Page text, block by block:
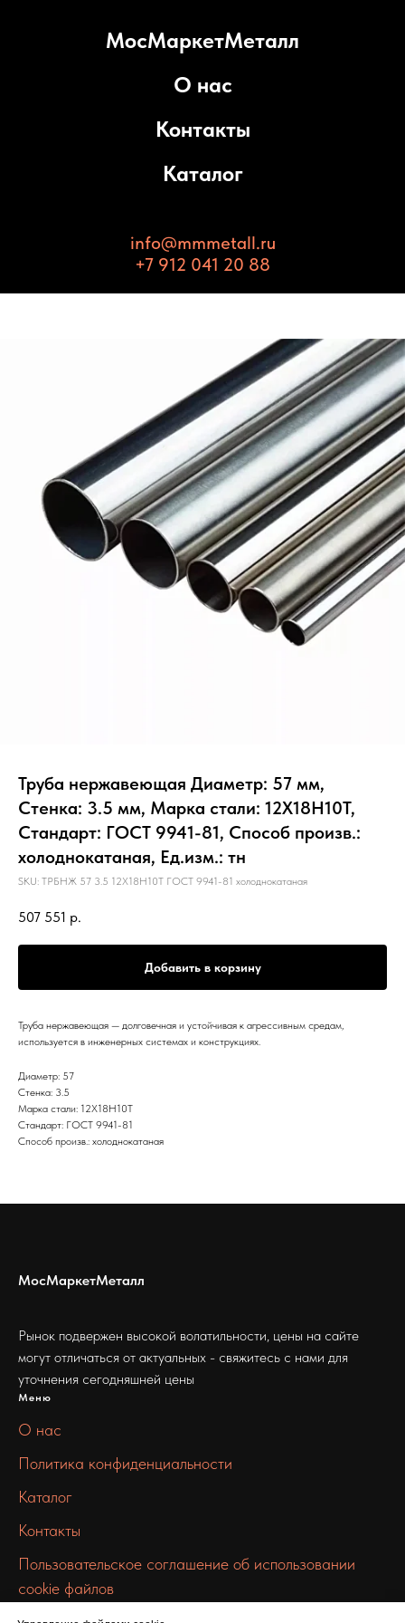
МосМаркетМеталл
О нас
Контакты
Каталог
info@mmmetall.ru
+7 912 041 20 88
Труба нержавеющая Диаметр: 57 мм,
Стенка: 3.5 мм, Марка стали: 12Х18Н10Т,
Стандарт: ГОСТ 9941-81, Способ произв.:
холоднокатаная, Ед.изм.: тн
SKU: ТРБНЖ 57 3.5 12Х18Н10Т ГОСТ 9941-81 холоднокатаная
507 551 р.
Добавить в корзину
Труба нержавеющая — долговечная и устойчивая к агрессивным средам,
используется в инженерных системах и конструкциях.
Диаметр: 57
Стенка: 3.5
Марка стали: 12Х18Н10Т
Стандарт: ГОСТ 9941-81
Способ произв.: холоднокатаная
МосМаркетМеталл
Рынок подвержен высокой волатильности, цены на сайте
могут отличаться от актуальных - свяжитесь с нами для
уточнения сегодняшней цены
Меню
О нас
Политика конфиденциальности
Каталог
Контакты
Пользовательское соглашение об использовании
cookie файлов